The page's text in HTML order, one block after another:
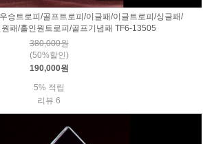
승트로피/골프트로피/이글패/이글트로피/싱글패/
패/홀인원트로피/골프기념패 TF6-13505
380,000원
(50%할인)
190,000원
5% 적립
리뷰 6